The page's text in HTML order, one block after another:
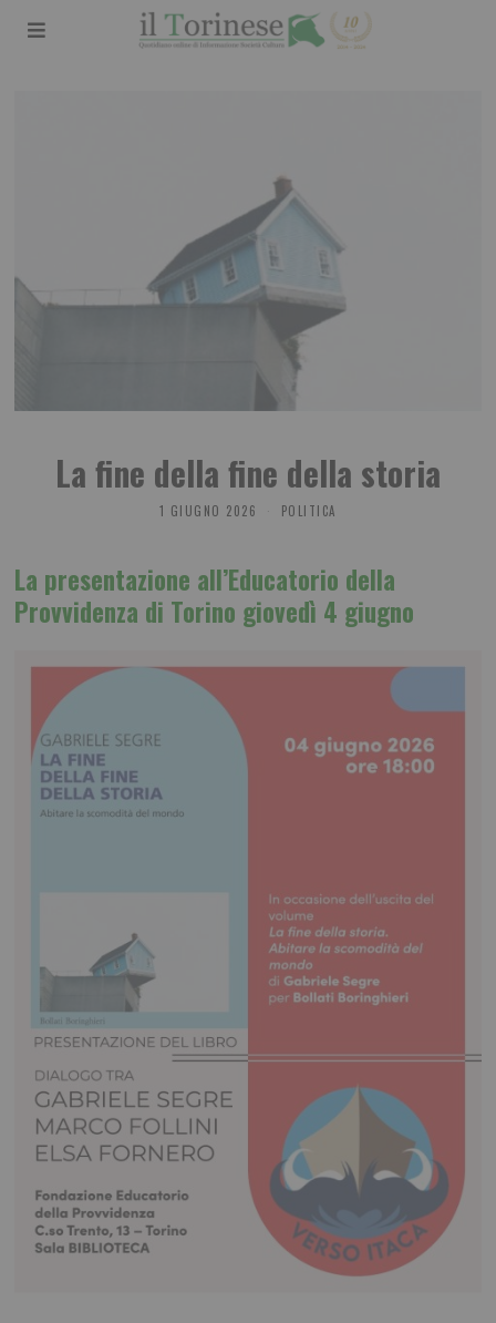
La fine della fine della storia
1 GIUGNO 2026 POLITICA
La presentazione all’Educatorio della
Provvidenza di Torino giovedì 4 giugno